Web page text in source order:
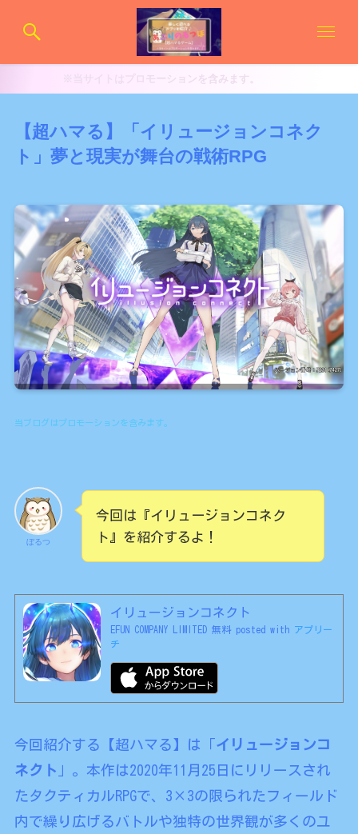
【超ハマる】「イリュージョンコネク
ト」夢と現実が舞台の戦術RPG
当ブログはプロモーションを含みます。
ぼるつ
今回は『イリュージョンコネク
ト』を紹介するよ！
イリュージョンコネクト
EFUN COMPANY LIMITED 無料 posted with アプリー
チ
今回紹介する【超ハマる】は「 イリュージョンコ
ネクト 」。本作は2020年11月25日にリリースされ
たタクティカルRPGで、3×3の限られたフィールド
内で繰り広げるバトルや独特の世界観が多くのユ